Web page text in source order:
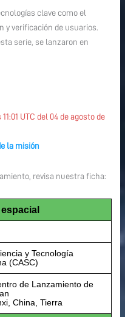
clave como el
y verificación de usuarios.
serie, se lanzaron en
UTC del 04 de agosto de
la misión
revisa nuestra ficha:
y Tecnología
(CASC)
de Lanzamiento de
China, Tierra